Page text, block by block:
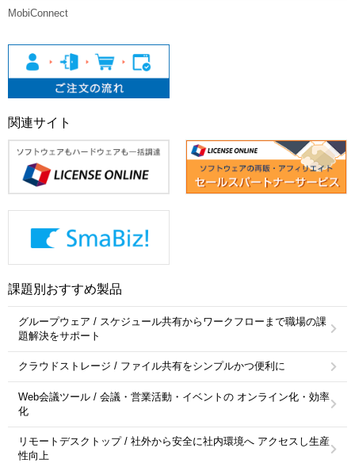
MobiConnect
関連サイト
課題別おすすめ製品
グループウェア / スケジュール共有からワークフローまで職場の課
題解決をサポート
クラウドストレージ / ファイル共有をシンプルかつ便利に
Web会議ツール / 会議・営業活動・イベントの オンライン化・効率
化
リモートデスクトップ / 社外から安全に社内環境へ アクセスし生産
性向上